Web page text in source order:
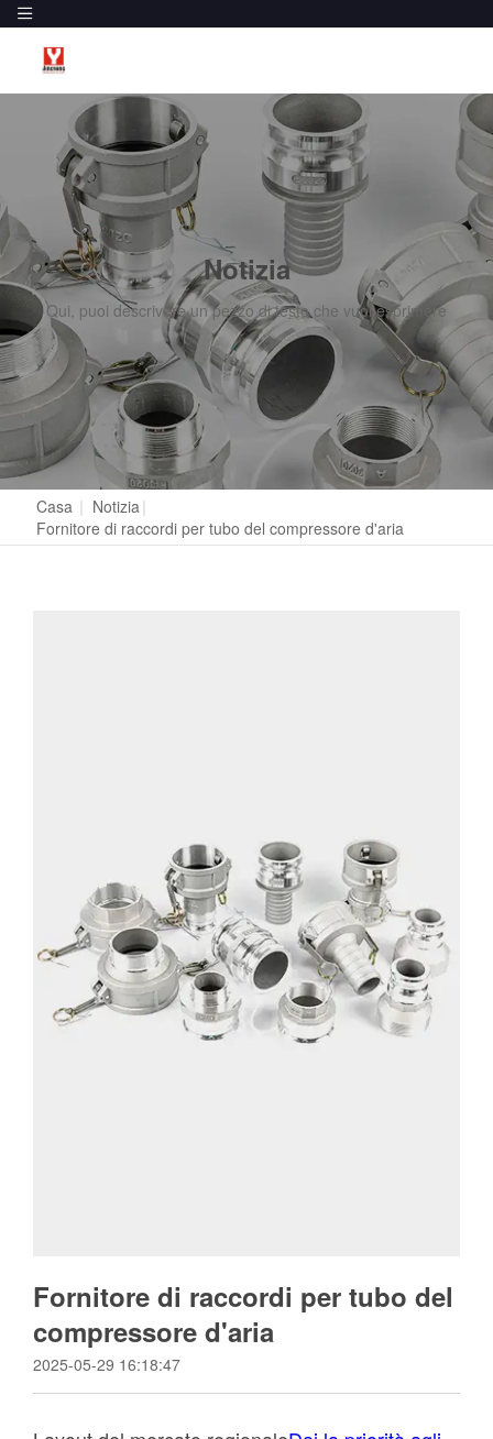
Notizia
Qui, puoi descrivere un pezzo di testo che vuoi esprimere
Casa | Notizia|
Fornitore di raccordi per tubo del compressore d'aria
Fornitore di raccordi per tubo del
compressore d'aria
2025-05-29 16:18:47